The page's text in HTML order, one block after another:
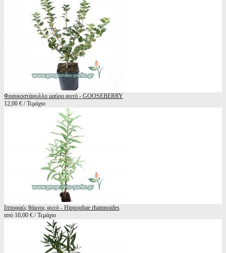
Φραγκοστάφυλλο μαύρο φυτό - GOOSEBERRY
12,00 € / Τεμάχιο
Ιπποφαές θάμνος φυτό - Hippophae rhamnoides
από 10,00 € / Τεμάχιο